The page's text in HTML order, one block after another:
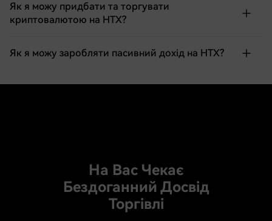
Як я можу придбати та торгувати
криптовалютою на HTX?
Як я можу заробляти пасивний дохід на HTX?
На Вас Чекає
Бездоганний Досвід
Торгівлі